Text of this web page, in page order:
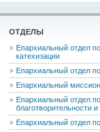
ОТДЕЛЫ
Епархиальный отдел
катехизации
Епархиальный отдел
Епархиальный
Епархиальный отдел
благотворительности
Епархиальный отдел